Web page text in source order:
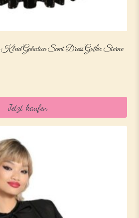
Galactica Samt Dress Gothic Sterne
Jetzt kaufen